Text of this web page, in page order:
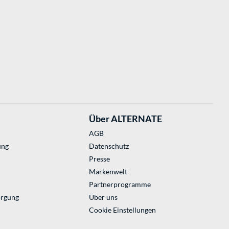
Über ALTERNATE
AGB
Datenschutz
Presse
Markenwelt
Partnerprogramme
Über uns
Cookie Einstellungen